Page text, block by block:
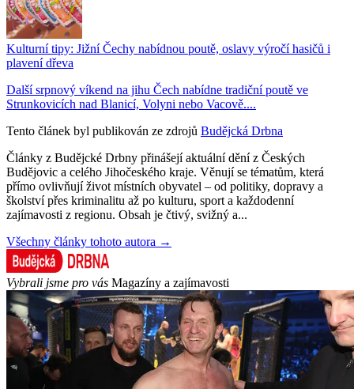
Kulturní tipy: Jižní Čechy nabídnou poutě, oslavy výročí hasičů i
plavení dřeva
Další srpnový víkend na jihu Čech nabídne tradiční poutě ve
Strunkovicích nad Blanicí, Volyni nebo Vacově....
Tento článek byl publikován ze zdrojů Budějcká Drbna
Články z Budějcké Drbny přinášejí aktuální dění z Českých
Budějovic a celého Jihočeského kraje. Věnují se tématům, která
přímo ovlivňují život místních obyvatel – od politiky, dopravy a
školství přes kriminalitu až po kulturu, sport a každodenní
zajímavosti z regionu. Obsah je čtivý, svižný a...
Všechny články tohoto autora →
Vybrali jsme pro vás Magazíny a zajímavosti